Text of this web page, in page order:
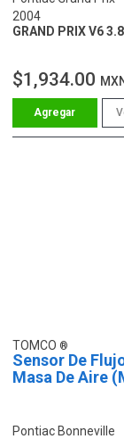
2004
GRAND PRIX V6
$1,934.00
TOMCO
Sensor De
Masa De Aire
Pontiac Bonneville